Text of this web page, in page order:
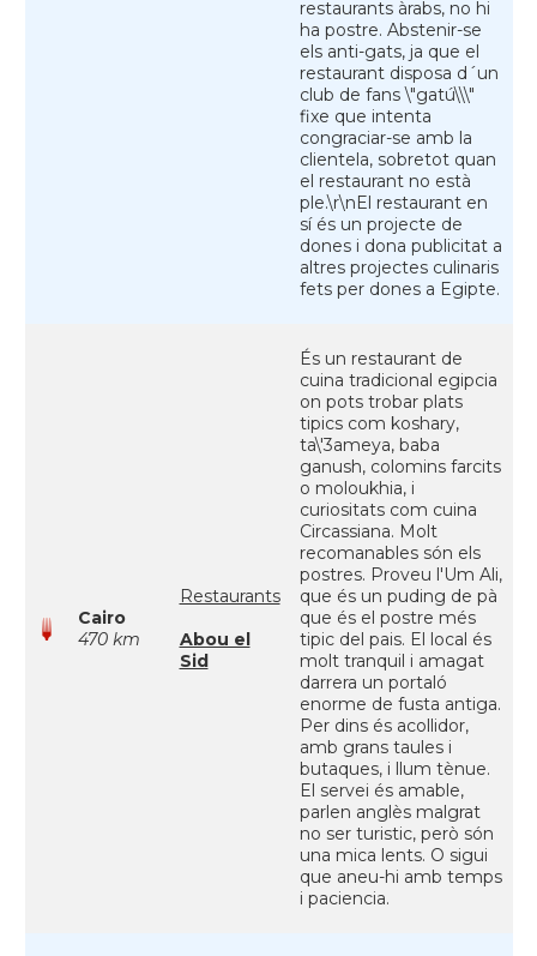
restaurants àrabs, no hi
ha postre. Abstenir-se
els anti-gats, ja que el
restaurant disposa d´un
club de fans \"gatú\\\"
fixe que intenta
congraciar-se amb la
clientela, sobretot quan
el restaurant no està
ple.\r\nEl restaurant en
sí és un projecte de
dones i dona publicitat a
altres projectes culinaris
fets per dones a Egipte.
Cairo
470 km
Restaurants
Abou el
Sid
És un restaurant de
cuina tradicional egipcia
on pots trobar plats
tipics com koshary,
ta\'3ameya, baba
ganush, colomins farcits
o moloukhia, i
curiositats com cuina
Circassiana. Molt
recomanables són els
postres. Proveu l'Um Ali,
que és un puding de pà
que és el postre més
tipic del pais. El local és
molt tranquil i amagat
darrera un portaló
enorme de fusta antiga.
Per dins és acollidor,
amb grans taules i
butaques, i llum tènue.
El servei és amable,
parlen anglès malgrat
no ser turistic, però són
una mica lents. O sigui
que aneu-hi amb temps
i paciencia.